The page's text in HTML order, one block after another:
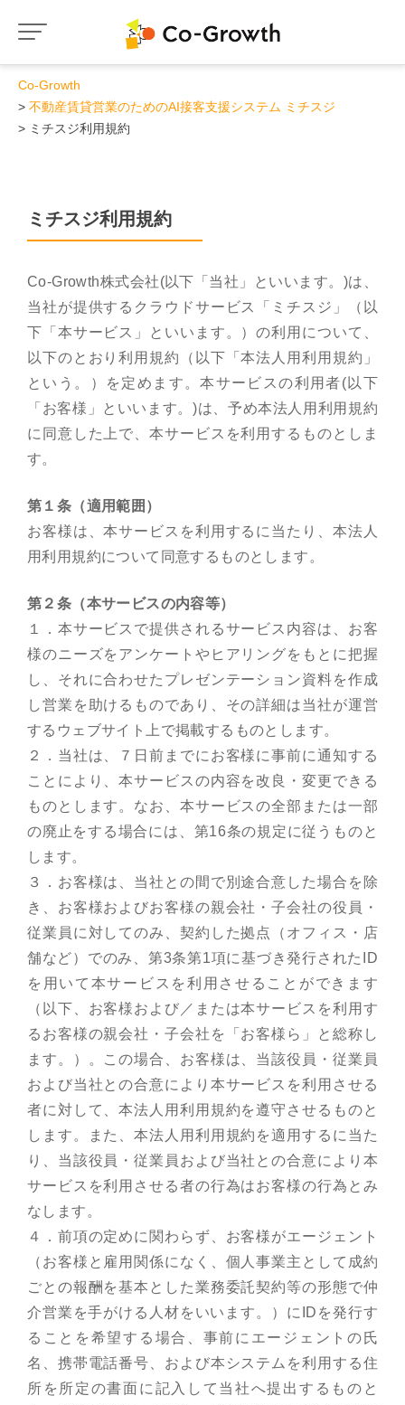
Co-Growth
不動産賃貸営業のためのAI接客支援システム ミチスジ
ミチスジ利用規約
ミチスジ利用規約
Co-Growth株式会社(以下「当社」といいます。)は、
当社が提供するクラウドサービス「ミチスジ」（以
下「本サービス」といいます。）の利用について、
以下のとおり利用規約（以下「本法人用利用規約」
という。）を定めます。本サービスの利用者(以下
「お客様」といいます。)は、予め本法人用利用規約
に同意した上で、本サービスを利用するものとしま
す。
第１条（適用範囲）
お客様は、本サービスを利用するに当たり、本法人
用利用規約について同意するものとします。
第２条（本サービスの内容等）
１．本サービスで提供されるサービス内容は、お客
様のニーズをアンケートやヒアリングをもとに把握
し、それに合わせたプレゼンテーション資料を作成
し営業を助けるものであり、その詳細は当社が運営
するウェブサイト上で掲載するものとします。
２．当社は、７日前までにお客様に事前に通知する
ことにより、本サービスの内容を改良・変更できる
ものとします。なお、本サービスの全部または一部
の廃止をする場合には、第16条の規定に従うものと
します。
３．お客様は、当社との間で別途合意した場合を除
き、お客様およびお客様の親会社・子会社の役員・
従業員に対してのみ、契約した拠点（オフィス・店
舗など）でのみ、第3条第1項に基づき発行されたID
を用いて本サービスを利用させることができます
（以下、お客様および／または本サービスを利用す
るお客様の親会社・子会社を「お客様ら」と総称し
ます。）。この場合、お客様は、当該役員・従業員
および当社との合意により本サービスを利用させる
者に対して、本法人用利用規約を遵守させるものと
します。また、本法人用利用規約を適用するに当た
り、当該役員・従業員および当社との合意により本
サービスを利用させる者の行為はお客様の行為とみ
なします。
４．前項の定めに関わらず、お客様がエージェント
（お客様と雇用関係になく、個人事業主として成約
ごとの報酬を基本とした業務委託契約等の形態で仲
介営業を手がける人材をいいます。）にIDを発行す
ることを希望する場合、事前にエージェントの氏
名、携帯電話番号、および本システムを利用する住
所を所定の書面に記入して当社へ提出するものと